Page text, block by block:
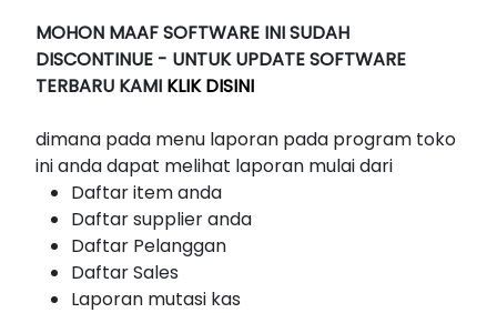
MOHON MAAF SOFTWARE INI SUDAH
DISCONTINUE - UNTUK UPDATE SOFTWARE
TERBARU KAMI KLIK DISINI
dimana pada menu laporan pada program toko
ini anda dapat melihat laporan mulai dari
Daftar item anda
Daftar supplier anda
Daftar Pelanggan
Daftar Sales
Laporan mutasi kas